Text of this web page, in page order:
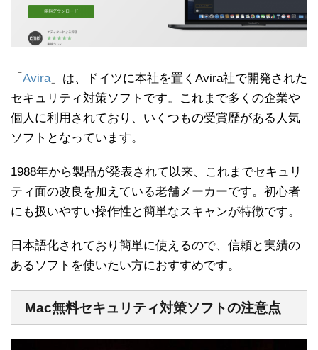
「 Avira」は、ドイツに本社を置くAvira社で開発された
セキュリティ対策ソフトです。これまで多くの企業や
個人に利用されており、いくつもの受賞歴がある人気
ソフトとなっています。
1988年から製品が発表されて以来、これまでセキュリ
ティ面の改良を加えている老舗メーカーです。初心者
にも扱いやすい操作性と簡単なスキャンが特徴です。
日本語化されており簡単に使えるので、信頼と実績の
あるソフトを使いたい方におすすめです。
Mac無料セキュリティ対策ソフトの注意点